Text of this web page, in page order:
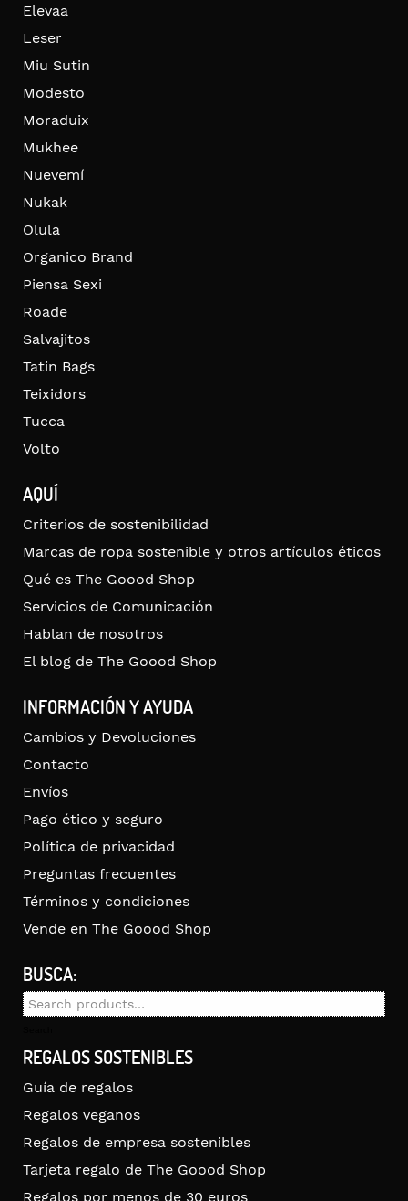
Elevaa
Leser
Miu Sutin
Modesto
Moraduix
Mukhee
Nuevemí
Nukak
Olula
Organico Brand
Piensa Sexi
Roade
Salvajitos
Tatin Bags
Teixidors
Tucca
Volto
AQUÍ
Criterios de sostenibilidad
Marcas de ropa sostenible y otros artículos éticos
Qué es The Goood Shop
Servicios de Comunicación
Hablan de nosotros
El blog de The Goood Shop
INFORMACIÓN Y AYUDA
Cambios y Devoluciones
Contacto
Envíos
Pago ético y seguro
Política de privacidad
Preguntas frecuentes
Términos y condiciones
Vende en The Goood Shop
BUSCA:
Search
REGALOS SOSTENIBLES
Guía de regalos
Regalos veganos
Regalos de empresa sostenibles
Tarjeta regalo de The Goood Shop
Regalos por menos de 30 euros